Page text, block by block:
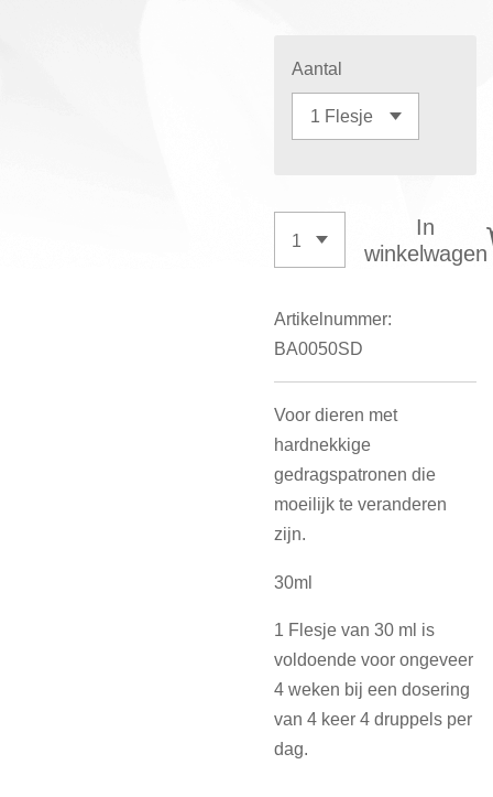
Aantal
In
winkelwagen
Artikelnummer:
BA0050SD
Voor dieren met
hardnekkige
gedragspatronen die
moeilijk te veranderen
zijn.
30ml
1 Flesje van 30 ml is
voldoende voor ongeveer
4 weken bij een dosering
van 4 keer 4 druppels per
dag.